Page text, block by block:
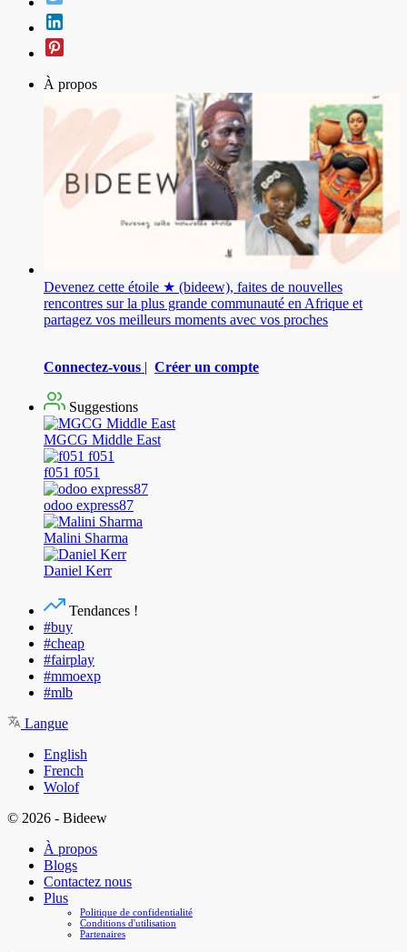
À propos
Devenez cette étoile ★ (bideew), faites de nouvelles
rencontres sur la plus grande communauté en Afrique et
partagez vos meilleurs moments avec vos proches
Connectez-vous | Créer un compte
Suggestions
MGCG Middle East
f051 f051
odoo express87
Malini Sharma
Daniel Kerr
Tendances !
#buy
#cheap
#fairplay
#mmoexp
#mlb
Langue
English
French
Wolof
© 2026 - Bideew
À propos
Blogs
Contactez nous
Plus
Politique de confidentialité
Conditions d'utilisation
Partenaires